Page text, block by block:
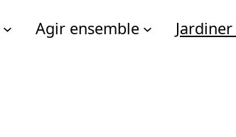
Agir ensemble